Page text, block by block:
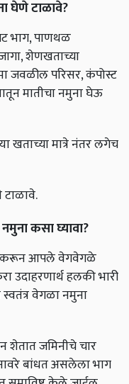
घेणेटाळावे?
भाग, पाणथळ
शेणखताच्या
जवळील परिसर, कंपोस्ट
मातीचा नमुना घेऊ
खताच्या मात्रे नंतर लगेच
नमुनाकसाघ्यावा?
करून आपले वेगवेगळे
उदाहरणार्थ हलकी भारी
वेगळा नमुना
शेतात जमिनीचे चार
बांधत असलेला भाग